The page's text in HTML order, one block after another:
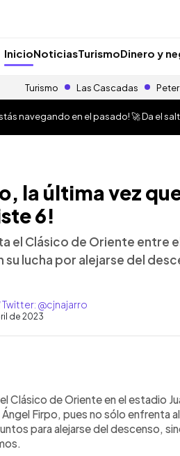
InicioNoticiasTurismoDinero y
Turismo Las Cascadas
navegando en el pasado! 🚀 Da el
la última vez
6!
el Clásico de Oriente entre
su lucha por alejarse del
@cjnajarro
de 2023
Clásico de Oriente en el estadio
Firpo, pues no sólo enfrenta
para alejarse del descenso,